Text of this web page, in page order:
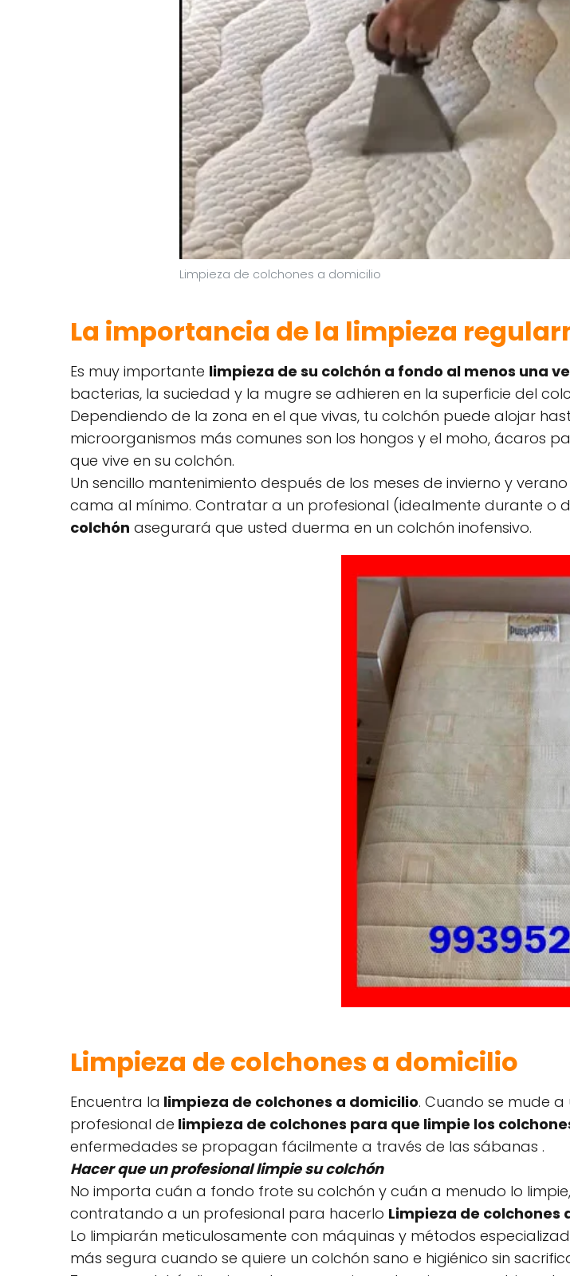
Limpieza de colchones a domicilio
La importancia de la limpieza
Es muy importante limpieza de su colchón a fondo al menos una
bacterias, la suciedad y la mugre se adhieren en la superficie del
Dependiendo de la zona en el que vivas, tu colchón puede alojar
microorganismos más comunes son los hongos y el moho, ácaros
que vive en su colchón.
Un sencillo mantenimiento después de los meses de invierno y
cama al mínimo. Contratar a un profesional (idealmente durante o
colchón asegurará que usted duerma en un colchón inofensivo.
Limpieza de colchones a domicilio
Encuentra la limpieza de colchones a domicilio. Cuando se mude
profesional de limpieza de colchones para que limpie los
enfermedades se propagan fácilmente a través de las sábanas .
Hacer que un profesional limpie su colchón
No importa cuán a fondo frote su colchón y cuán a menudo lo
contratando a un profesional para hacerlo Limpieza de colchones
Lo limpiarán meticulosamente con máquinas y métodos
más segura cuando se quiere un colchón sano e higiénico sin